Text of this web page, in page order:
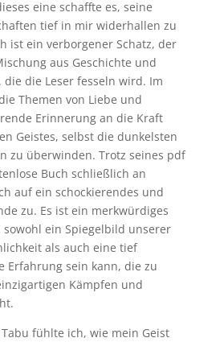
eine schaffte es, seine
tief in mir widerhallen zu
ist ein verborgener Schatz, der
aus Geschichte und
die Leser fesseln wird. Im
Themen von Liebe und
Erinnerung an die Kraft
Geistes, selbst die dunkelsten
zu überwinden. Trotz seines pdf
Buch schließlich an
auf ein schockierendes und
zu. Es ist ein merkwürdiges
sowohl ein Spiegelbild unserer
als auch eine tief
Erfahrung sein kann, die zu
Kämpfen und
fühlte ich, wie mein Geist